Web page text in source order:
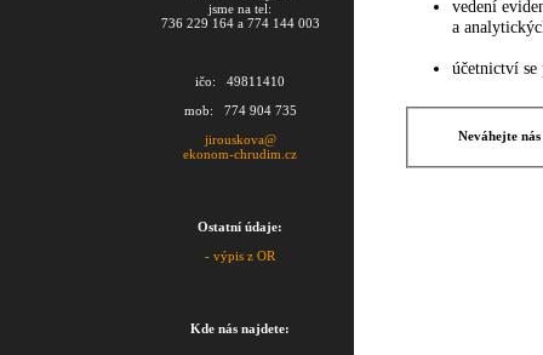
jsme na tel:
736 229 164 a 774 144 003
ičo: 49811410
mob: 774 904 735
jirouskova@
ekonom-chrudim.cz
Ostatní údaje:
- výpis z OR
Kde nás najdete:
vedení
a
účetnictví se
Neváhejte